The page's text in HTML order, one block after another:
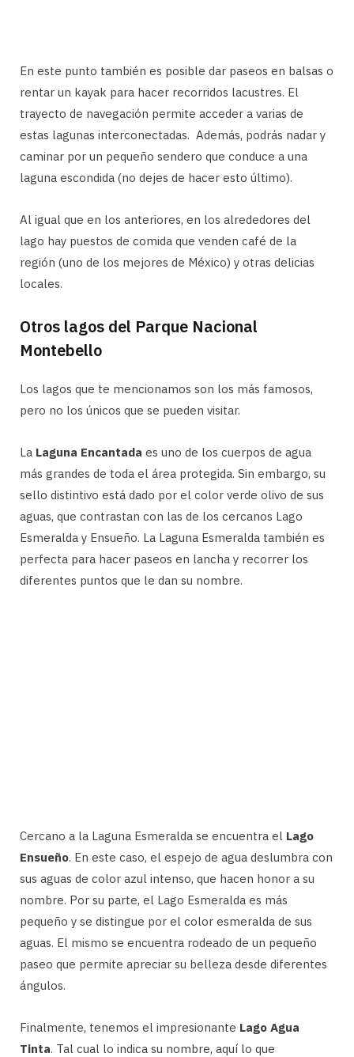
En este punto también es posible dar paseos en balsas o
rentar un kayak para hacer recorridos lacustres. El
trayecto de navegación permite acceder a varias de
estas lagunas interconectadas. Además, podrás nadar y
caminar por un pequeño sendero que conduce a una
laguna escondida (no dejes de hacer esto último).
Al igual que en los anteriores, en los alrededores del
lago hay puestos de comida que venden café de la
región (uno de los mejores de México) y otras delicias
locales.
Otros lagos del Parque Nacional
Montebello
Los lagos que te mencionamos son los más famosos,
pero no los únicos que se pueden visitar.
La Laguna Encantada es uno de los cuerpos de agua
más grandes de toda el área protegida. Sin embargo, su
sello distintivo está dado por el color verde olivo de sus
aguas, que contrastan con las de los cercanos Lago
Esmeralda y Ensueño. La Laguna Esmeralda también es
perfecta para hacer paseos en lancha y recorrer los
diferentes puntos que le dan su nombre.
Cercano a la Laguna Esmeralda se encuentra el Lago
Ensueño. En este caso, el espejo de agua deslumbra con
sus aguas de color azul intenso, que hacen honor a su
nombre. Por su parte, el Lago Esmeralda es más
pequeño y se distingue por el color esmeralda de sus
aguas. El mismo se encuentra rodeado de un pequeño
paseo que permite apreciar su belleza desde diferentes
ángulos.
Finalmente, tenemos el impresionante Lago Agua
Tinta. Tal cual lo indica su nombre, aquí lo que